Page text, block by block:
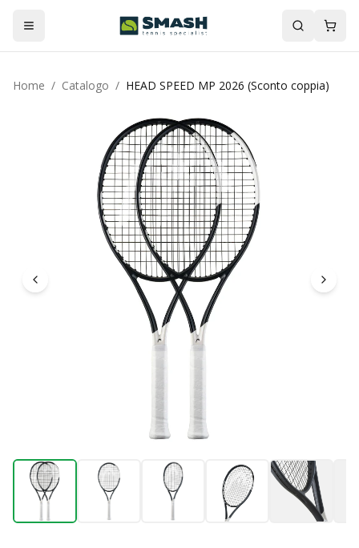
Home / Catalogo / HEAD SPEED MP 2026 (Sconto coppia)